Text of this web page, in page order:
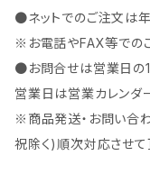
●ネットでのご注文は
※お電話やFAX等での
●お問合せは営業日の
営業日は営業カレンダ
※商品発送・お問い合
祝除く)順次対応させて